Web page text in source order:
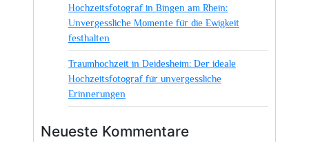
Hochzeitsfotograf in Bingen am Rhein:
Unvergessliche Momente für die Ewigkeit
festhalten
Traumhochzeit in Deidesheim: Der ideale
Hochzeitsfotograf für unvergessliche
Erinnerungen
Neueste Kommentare